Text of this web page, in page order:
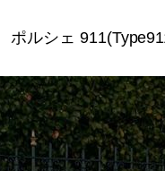
ポルシェ